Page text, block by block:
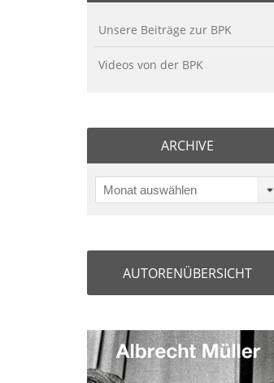
Unsere Beiträge zur BPK
Videos von der BPK
ARCHIVE
Monat auswählen
AUTORENÜBERSICHT